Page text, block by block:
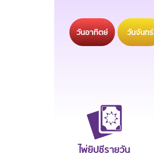
วันอาทิตย์ วันจันทร์
ไพ่ยิปซีรายวัน